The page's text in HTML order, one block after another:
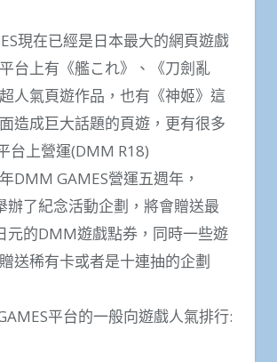
現在已經是日本最大的網頁遊戲
台上有《艦これ》、《刀劍亂
人氣頁遊作品，也有《神姬》這
造成巨大話題的頁遊，更有很多
台上營運(DMM R18)
DMM GAMES營運五週年，
辦了紀念活動企劃，將會贈送最
元的DMM遊戲點券，同時一些遊
送稀有卡或者是十連抽的企劃
平台的一般向遊戲人氣排行: